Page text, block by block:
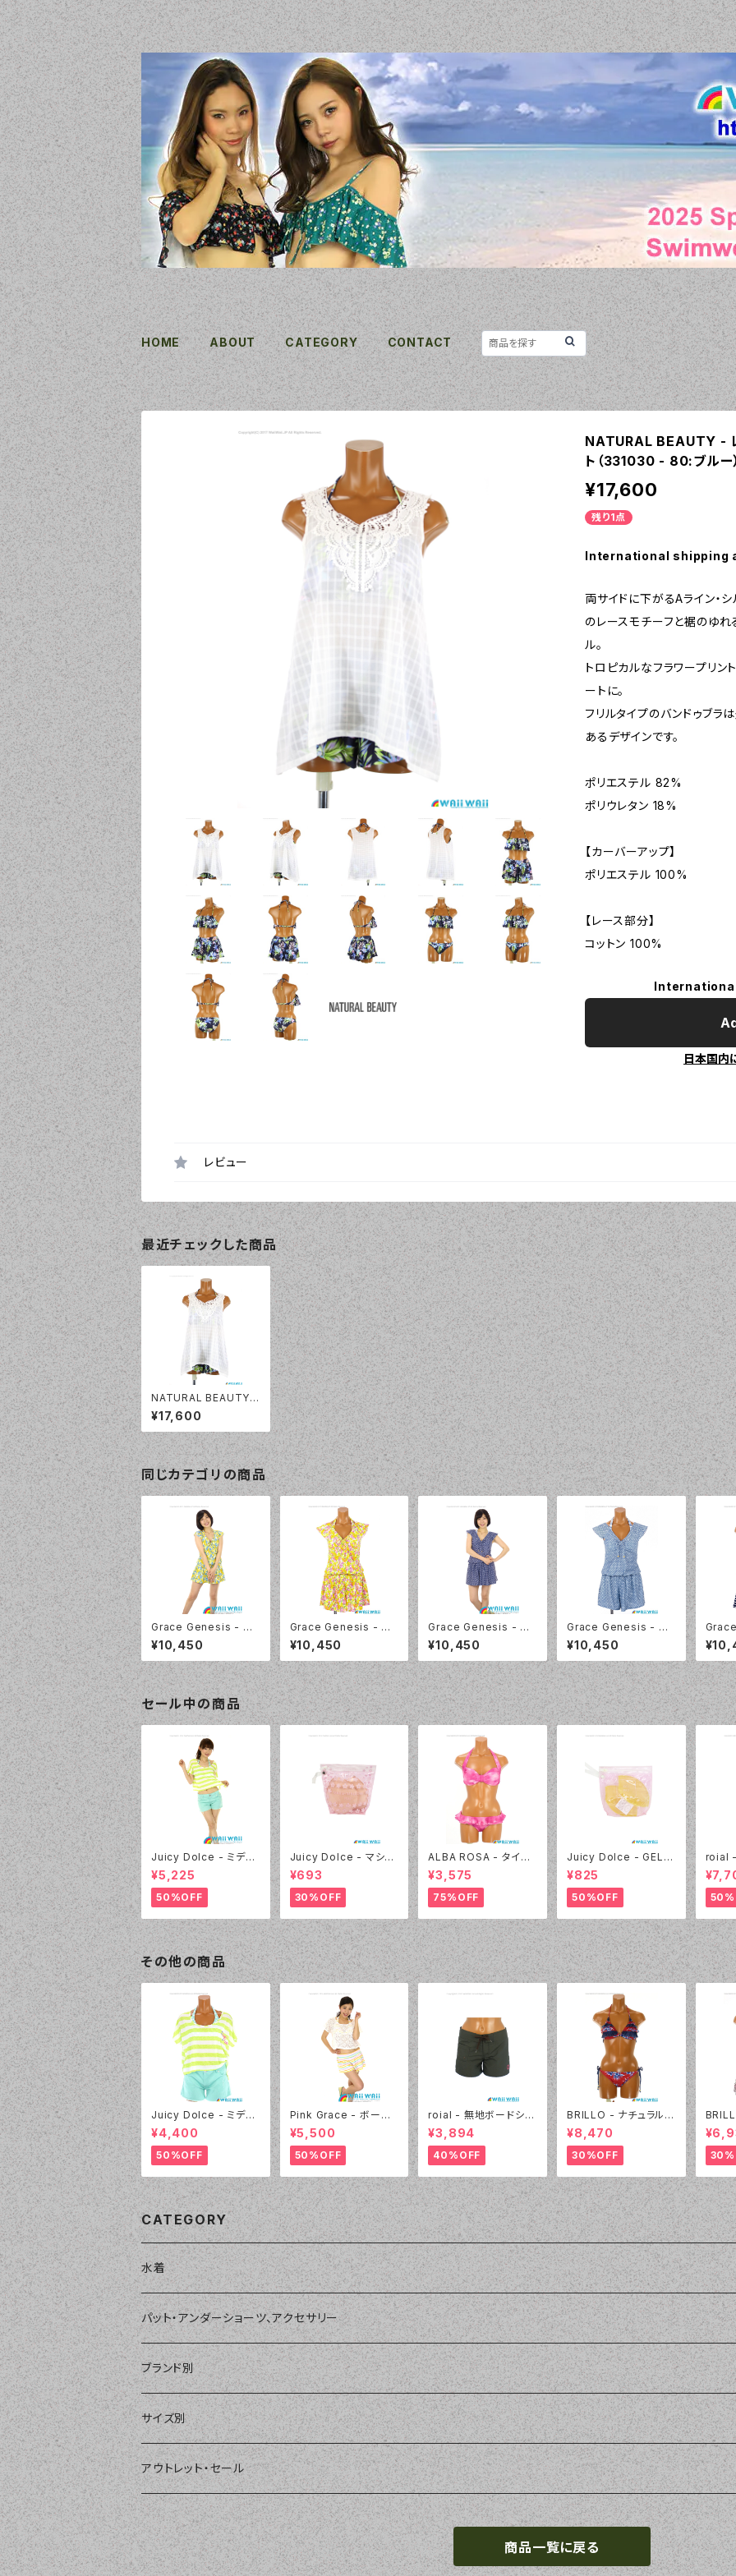
HOME ABOUT CATEGORY CONTACT
NATURAL BEAUTY -
ト（331030 - 80:ブルー
¥17,600
残り1点
International shipping
両サイドに下がるAライン・
のレースモチーフと裾のゆれ
ル。
トロピカルなフラワープリン
ートに。
フリルタイプのバンドゥブ
あるデザインです。
ポリエステル 82%
ポリウレタン 18%
【カーバーアップ】
ポリエステル 100%
【レース部分】
コットン 100%
日本国内
レビュー
最近チェックした商品
NATURAL BEAUTY -
レースモチーフトップス
4点セット（331030 -
80:ブルー）
¥17,600
同じカテゴリの商品
Grace Genesis - 花
柄フレンチスリーブ トリ
ッキー4点セット（5120
- 70:ブルー）
¥10,450
Grace Genesis - 花
柄フレンチスリーブ トリ
ッキー4点セット（5120
- 12:ピンク）
¥10,450
Grace Genesis - フ
レンチスリーブ トリッキ
ー4点セット（5119 - 7
5:ネイビーブルー）
¥10,450
Grace Genesis - フ
レンチスリーブ トリッキ
ー4点セット（5119 - 7
0:ブルー）
¥10,450
リン
75:ネ
セール中の商品
Juicy Dolce - ミディ
アムドット（4412 - 60:
グリーン）
¥5,225
50%OFF
Juicy Dolce - マシュ
マロパッド（032 - 40:
イエロー）
¥693
30%OFF
ALBA ROSA - タイダ
イ バンドゥ（14407 - 1
2:ピンク）
¥3,575
75%OFF
Juicy Dolce - GEL P
AD ジェルパッド（030
- 40:イエロー）
¥825
50%OFF
roial -
ック＆
4405
その他の商品
Juicy Dolce - ミディ
アムドット（3405 - 60:
グリーン）
¥4,400
50%OFF
Pink Grace - ボーダ
ーレースフリル 4点セッ
ト（4817 - 01:ホワイ
ト）
¥5,500
50%OFF
roial - 無地ボードショ
ーツ（22430 - 30:ブラ
ウン）
¥3,894
40%OFF
BRILLO - ナチュラルア
ロハ&DENIM フリル三
角ビキニ（4306 - 10:
レッド）
¥8,470
30%OFF
ビキ
CATEGORY
水着
単品
ショートパンツ、ボードショーツ
パーカー、ラッシュパーカー
ラッシュガード、ジャケット
ワンピース・モノキニ
ナチュラルタンキニ
ナチュラルタンキニ
2点セット
4点セット
3点セット
パット・アンダーショーツ、アクセサリー
パット
アンダーショーツ
アクセサリー
ブランド別
BEACH QUEEN
MILSQUR
Sweet Flavor
LIP SERVICE
サイズ別
フリー
7号
S
9号
アウトレット・セール
商品一覧に戻る